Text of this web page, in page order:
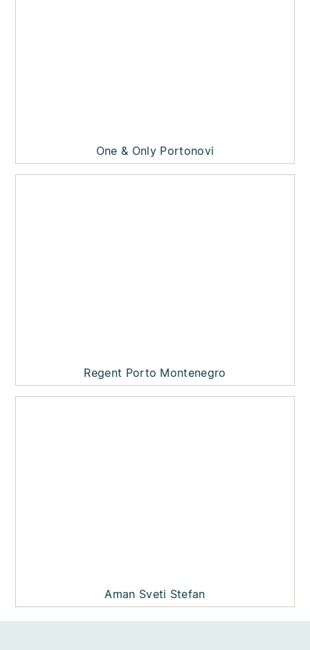
One & Only Portonovi
Regent Porto Montenegro
Aman Sveti Stefan